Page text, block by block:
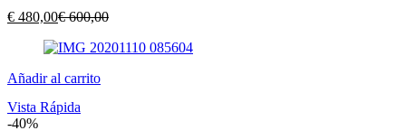
€ 480,00El
actual
€ 480,00.
€600,00El
original
Añadir al carrito
Vista Rápida
-40%